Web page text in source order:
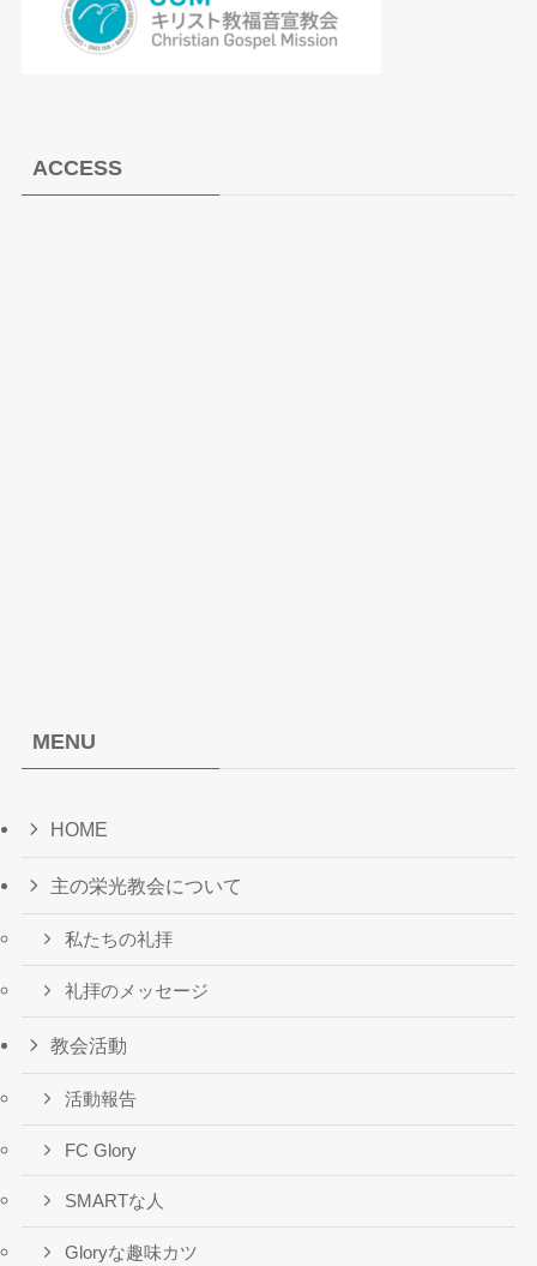
ACCESS
MENU
HOME
主の栄光教会について
私たちの礼拝
礼拝のメッセージ
教会活動
活動報告
FC Glory
SMARTな人
Gloryな趣味カツ